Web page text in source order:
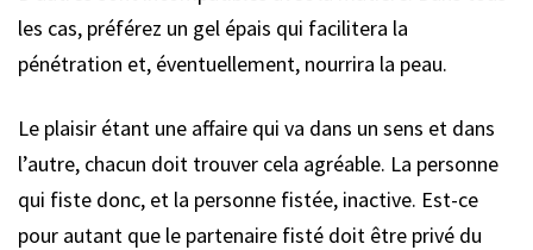
les cas, préférez un gel épais qui facilitera la
pénétration et, éventuellement, nourrira la peau.
Le plaisir étant une affaire qui va dans un sens et dans
l’autre, chacun doit trouver cela agréable. La personne
qui fiste donc, et la personne fistée, inactive. Est-ce
pour autant que le partenaire fisté doit être privé du